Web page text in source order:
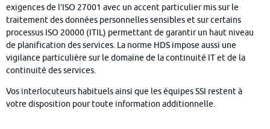
exigences de l’ISO 27001 avec un accent particulier mis sur le
traitement des données personnelles sensibles et sur certains
processus ISO 20000 (ITIL) permettant de garantir un haut niveau
de planification des services. La norme HDS impose aussi une
vigilance particulière sur le domaine de la continuité IT et de la
continuité des services.
Vos interlocuteurs habituels ainsi que les équipes SSI restent à
votre disposition pour toute information additionnelle.